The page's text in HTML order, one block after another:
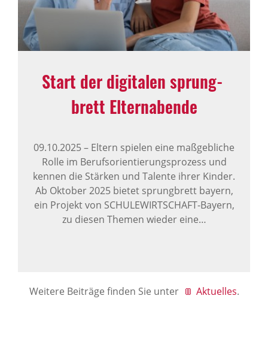
Start der digi­talen sprung­
brett Eltern­abende
09.10.2025– Eltern spielen eine maßgebliche
Rolle im Berufsorientierungsprozess und
kennen die Stärken und Talente ihrer Kinder.
Ab Oktober 2025 bietet sprungbrett bayern,
ein Projekt von SCHULEWIRTSCHAFT-Bayern,
zu diesen Themen wieder eine…
Weitere Beiträge finden Sie unter Aktuelles.